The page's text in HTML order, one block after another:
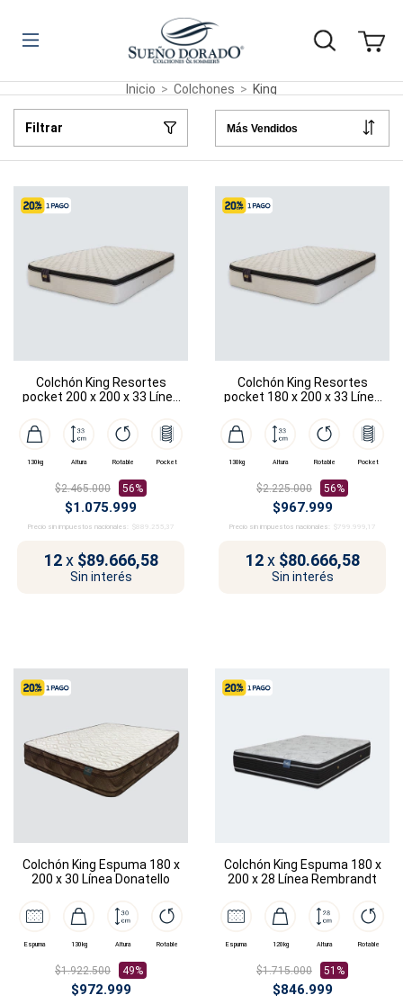
Inicio > Colchones > King
Filtrar
Colchón King Resortes
pocket 200 x 200 x 33 Línea
130kg Altura Rotable Pocket
$2.465.000 56%
$1.075.999
Precio sin impuestos nacionales: $889.255,37
12 x $89.666,58
Sin interés
Colchón King Resortes
pocket 180 x 200 x 33 Línea
130kg Altura Rotable Pocket
$2.225.000 56%
$967.999
Precio sin impuestos nacionales: $799.999,17
12 x $80.666,58
Sin interés
Colchón King Espuma 180 x
200 x 30 Línea Donatello
Espuma 130kg Altura Rotable
$1.922.500 49%
$972.999
Colchón King Espuma 180 x
200 x 28 Línea Rembrandt
Espuma 120kg Altura Rotable
$1.715.000 51%
$846.999